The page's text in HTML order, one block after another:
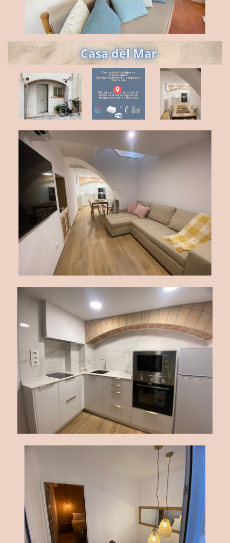
Casa del Mar
Capacidad total para
5 personas.
Cocina totalmente equipada.
Terraza.
Ubicada a 100 metros de
la ​
playa de las Barcas, en el
mismo ​corazón de l'Escala.